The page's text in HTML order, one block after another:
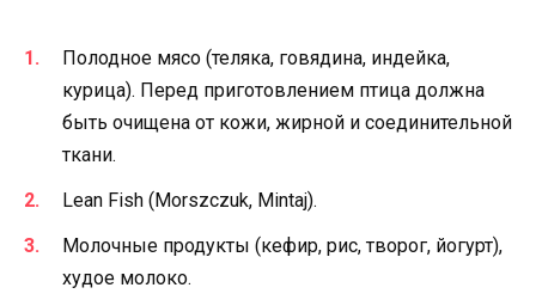
Полодное мясо (теляка, говядина, индейка,
курица). Перед приготовлением птица должна
быть очищена от кожи, жирной и соединительной
ткани.
Lean Fish (Morszczuk, Mintaj).
Молочные продукты (кефир, рис, творог, йогурт),
худое молоко.